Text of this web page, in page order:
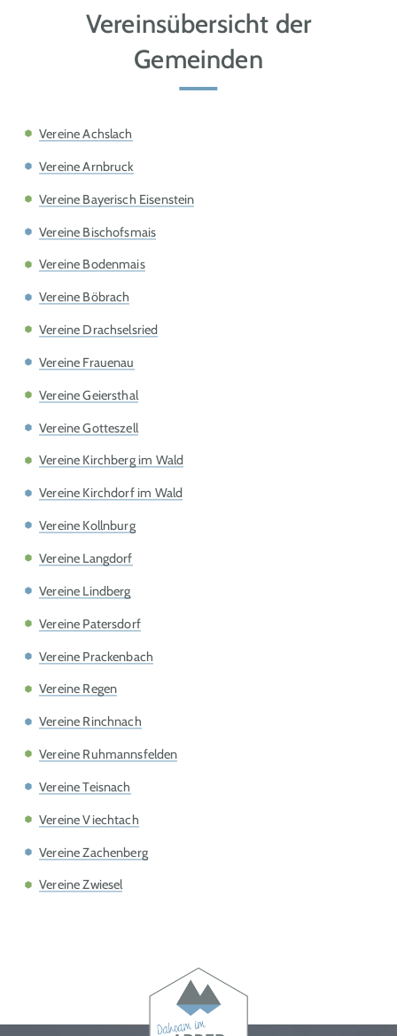
Vereinsübersicht der
Gemeinden
Vereine Achslach
Vereine Arnbruck
Vereine Bayerisch Eisenstein
Vereine Bischofsmais
Vereine Bodenmais
Vereine Böbrach
Vereine Drachselsried
Vereine Frauenau
Vereine Geiersthal
Vereine Gotteszell
Vereine Kirchberg im Wald
Vereine Kirchdorf im Wald
Vereine Kollnburg
Vereine Langdorf
Vereine Lindberg
Vereine Patersdorf
Vereine Prackenbach
Vereine Regen
Vereine Rinchnach
Vereine Ruhmannsfelden
Vereine Teisnach
Vereine Viechtach
Vereine Zachenberg
Vereine Zwiesel